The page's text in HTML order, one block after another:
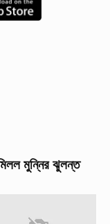
মুন্নির ঝুলন্ত